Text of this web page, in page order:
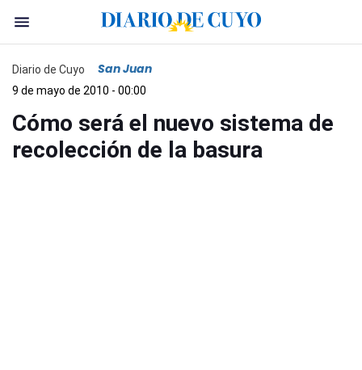
Diario de Cuyo San Juan
9 de mayo de 2010 - 00:00
Cómo será el nuevo sistema de
recolección de la basura